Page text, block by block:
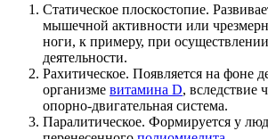
Статическое плоскостопие.
мышечной активности или
ноги, к примеру, при
деятельности.
Рахитическое. Появляется на фоне
организме витамина D, вследствие
опорно-двигательная система.
Паралитическое. Формируется у